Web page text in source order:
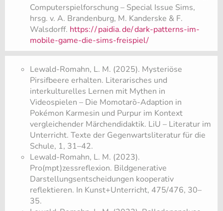
Computerspielforschung – Special Issue Sims,
hrsg. v. A. Brandenburg, M. Kanderske & F.
Walsdorff. https://paidia.de/dark-patterns-im-
mobile-game-die-sims-freispiel/
Lewald-Romahn, L. M. (2025). Mysteriöse
Pirsifbeere erhalten. Literarisches und
interkulturelles Lernen mit Mythen in
Videospielen – Die Momotarō-Adaption in
Pokémon Karmesin und Purpur im Kontext
vergleichender Märchendidaktik. LiU – Literatur im
Unterricht. Texte der Gegenwartsliteratur für die
Schule, 1, 31–42.
Lewald-Romahn, L. M. (2023).
Pro(mpt)zessreflexion. Bildgenerative
Darstellungsentscheidungen kooperativ
reflektieren. In Kunst+Unterricht, 475/476, 30–
35.